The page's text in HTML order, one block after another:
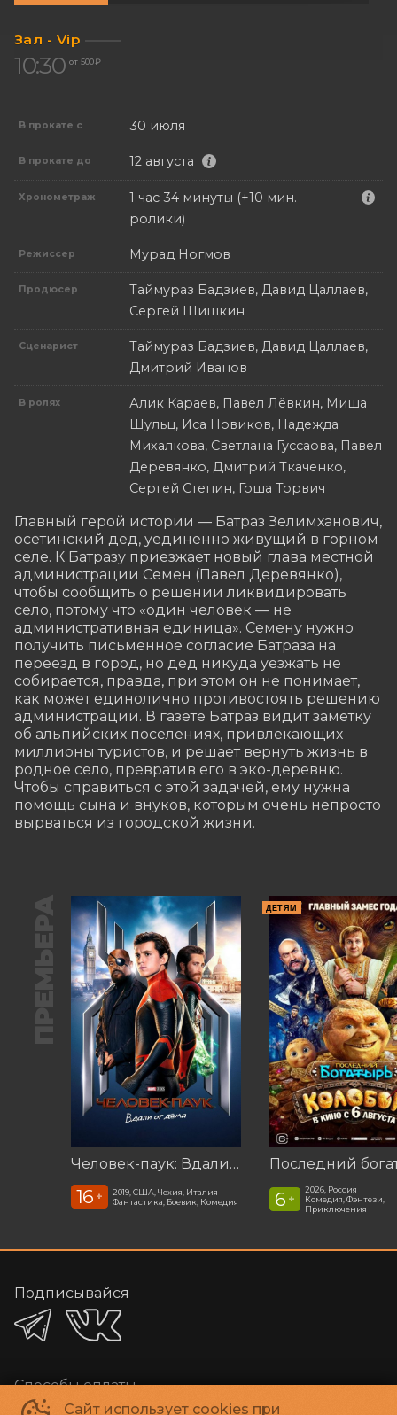
Зал - Vip
10:30 от 500 ₽
В прокате с 30 июля
В прокате до 12 августа
Хронометраж
1 час 34 минуты (+10 мин.
ролики)
Режиссер Мурад Ногмов
Продюсер
Таймураз Бадзиев, Давид Цаллаев,
Сергей Шишкин
Сценарист
Таймураз Бадзиев, Давид Цаллаев,
Дмитрий Иванов
В ролях
Алик Караев, Павел Лёвкин, Миша
Шульц, Иса Новиков, Надежда
Михалкова, Светлана Гуссаова, Павел
Деревянко, Дмитрий Ткаченко,
Сергей Степин, Гоша Торвич
Главный герой истории — Батраз Зелимханович,
осетинский дед, уединенно живущий в горном
селе. К Батразу приезжает новый глава местной
администрации Семен (Павел Деревянко),
чтобы сообщить о решении ликвидировать
село, потому что «один человек — не
административная единица». Семену нужно
получить письменное согласие Батраза на
переезд в город, но дед никуда уезжать не
собирается, правда, при этом он не понимает,
как может единолично противостоять решению
администрации. В газете Батраз видит заметку
об альпийских поселениях, привлекающих
миллионы туристов, и решает вернуть жизнь в
родное село, превратив его в эко-деревню.
Чтобы справиться с этой задачей, ему нужна
помощь сына и внуков, которым очень непросто
вырваться из городской жизни.
ПРЕМЬЕРА
Человек-паук: Вдали от дома (2019)
16 +
2019, США, Чехия, Италия
Фантастика, Боевик, Комедия
ДЕТЯМ
6 +
2026, Россия
Комедия, Фэнтези,
Приключения
Сайт использует cookies при
Подписывайся
Способы оплаты